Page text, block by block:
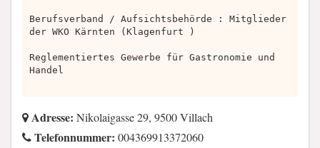
Berufsverband / Aufsichtsbehörde : Mitglieder
der WKO Kärnten (Klagenfurt )
Reglementiertes Gewerbe für Gastronomie und
Handel
Adresse: Nikolaigasse 29, 9500 Villach
Telefonnummer: 004369913372060